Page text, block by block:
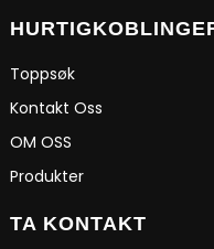
Toppsøk
Kontakt Oss
OM OSS
Produkter
TA KONTAKT